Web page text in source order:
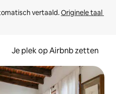
vertaald. Originele taal
Je plek op Airbnb zetten